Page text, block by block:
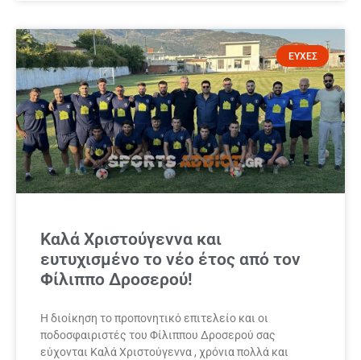
ΕΥΧΕΣ
Καλά Χριστούγεννα και
ευτυχισμένο το νέο έτος από τον
Φίλιππο Δροσερού!
Η διοίκηση το προπονητικό επιτελείο και οι
ποδοσφαιριστές του Φίλιππου Δροσερού σας
εύχονται Καλά Χριστούγεννα , χρόνια πολλά και